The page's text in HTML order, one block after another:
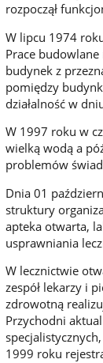
rozpoczął
W lipcu 1974
Prace
budynek z
pomiędzy
działalność w
W 1997 roku w
wielką wodą a
problemów
Dnia 01
struktury
apteka otwarta,
usprawniania
W lecznictwie
zespół lekarzy i
zdrowotną
Przychodni
1999 roku